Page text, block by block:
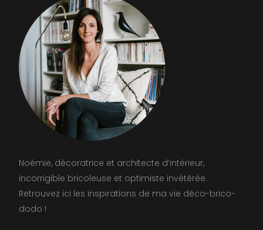
Noémie, décoratrice et architecte d’intérieur,
incorrigible bricoleuse et optimiste invétérée.
Retrouvez ici les inspirations de ma vie déco-brico-
dodo !